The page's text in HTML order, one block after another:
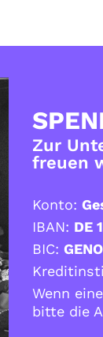
Zur
freuen
Konto:
IBAN: DE
BIC:
Wenn
bitte die